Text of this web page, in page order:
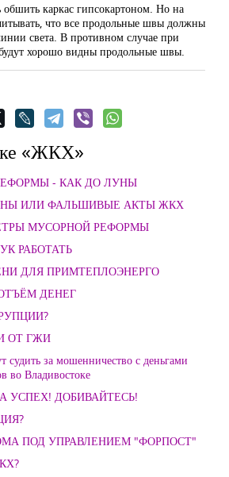
обшить каркас гипсокартоном. Но на
что все продольные швы должны
света. В противном случае при
хорошо видны продольные швы.
«ЖКХ»
- КАК ДО ЛУНЫ
ИЛИ ФАЛЬШИВЫЕ АКТЫ ЖКХ
МУСОРНОЙ РЕФОРМЫ
РАБОТАТЬ
ДЛЯ ПРИМТЕПЛОЭНЕРГО
ДЕНЕГ
ОТ ГЖИ
судить за мошенничество с деньгами
во Владивостоке
УСПЕХ! ДОБИВАЙТЕСЬ!
ПОД УПРАВЛЕНИЕМ "ФОРПОСТ"